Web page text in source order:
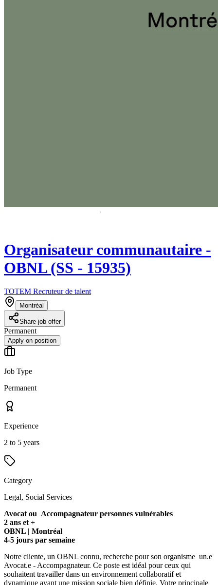
Organisateur communautaire -
OBNL (SS - 15935)
TOTEM Recruteur de talent
Montréal
Share job offer
Permanent
Apply on position
Job Type
Permanent
Experience
2 to 5 years
Category
Legal, Social Services
Avocat ou Accompagnateur personnes vulnérables
2 ans et +
OBNL | Montréal
4-5 jours par semaine
Notre cliente, un OBNL connu, recherche pour son organisme un.e
Avocat.e - Accompagnateur. Ce poste est idéal pour ceux qui
souhaitent travailler dans un environnement collaboratif et
dynamique ayant une mission sociale bien définie. Votre principale